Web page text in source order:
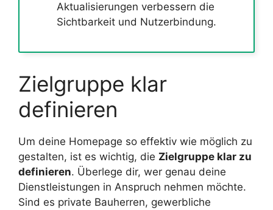
Aktualisierungen verbessern die
Sichtbarkeit und Nutzerbindung.
Zielgruppe klar
definieren
Um deine Homepage so effektiv wie möglich zu
gestalten, ist es wichtig, die Zielgruppe klar zu
definieren. Überlege dir, wer genau deine
Dienstleistungen in Anspruch nehmen möchte.
Sind es private Bauherren, gewerbliche